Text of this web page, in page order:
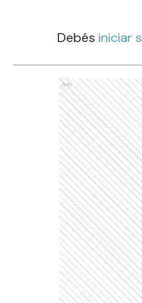
Debés iniciar
Ads